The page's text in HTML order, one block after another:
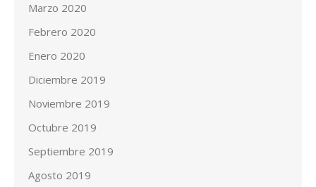
Marzo 2020
Febrero 2020
Enero 2020
Diciembre 2019
Noviembre 2019
Octubre 2019
Septiembre 2019
Agosto 2019